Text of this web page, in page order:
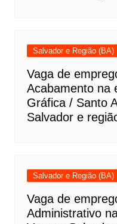
Salvador e Região (BA)
Vaga de
Acabamento na
Gráfica / Santo
Salvador e
Salvador e Região (BA)
Vaga de
Administrativo